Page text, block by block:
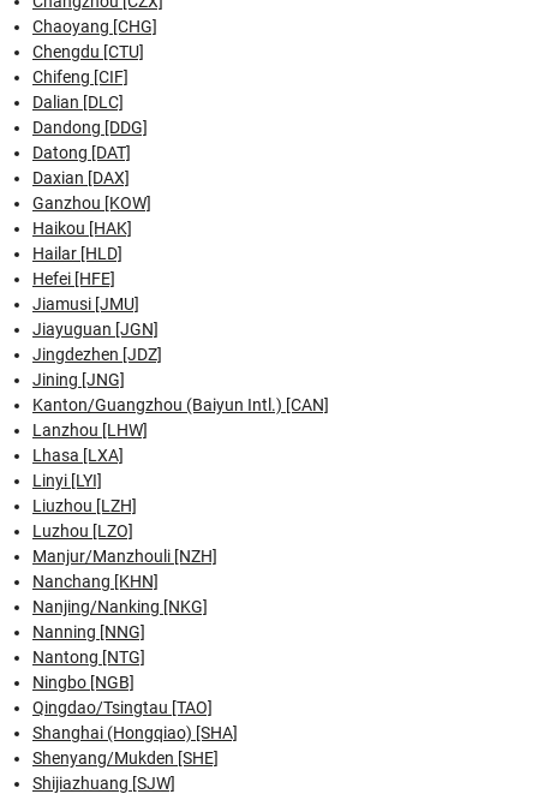
Chaoyang [CHG]
Chengdu [CTU]
Chifeng [CIF]
Dalian [DLC]
Dandong [DDG]
Datong [DAT]
Daxian [DAX]
Ganzhou [KOW]
Haikou [HAK]
Hailar [HLD]
Hefei [HFE]
Jiamusi [JMU]
Jiayuguan [JGN]
Jingdezhen [JDZ]
Jining [JNG]
Kanton/Guangzhou (Baiyun Intl.) [CAN]
Lanzhou [LHW]
Lhasa [LXA]
Linyi [LYI]
Liuzhou [LZH]
Luzhou [LZO]
Manjur/Manzhouli [NZH]
Nanchang [KHN]
Nanjing/Nanking [NKG]
Nanning [NNG]
Nantong [NTG]
Ningbo [NGB]
Qingdao/Tsingtau [TAO]
Shanghai (Hongqiao) [SHA]
Shenyang/Mukden [SHE]
Shijiazhuang [SJW]